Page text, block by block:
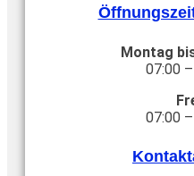
Montag
07:00
07:00